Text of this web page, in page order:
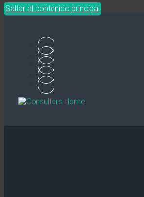
Saltar al contenido principal